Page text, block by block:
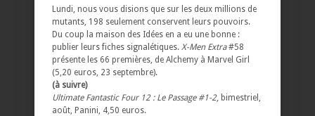
Lundi, nous vous disions que sur les deux millions de
mutants, 198 seulement conservent leurs pouvoirs.
Du coup la maison des Idées en a eu une bonne :
publier leurs fiches signalétiques. X-Men Extra#58
présente les 66 premières, de Alchemy à Marvel Girl
(5,20 euros, 23 septembre).
(à suivre)
Ultimate Fantastic Four 12 : Le Passage #1-2, bimestriel,
août, Panini, 4,50 euros.